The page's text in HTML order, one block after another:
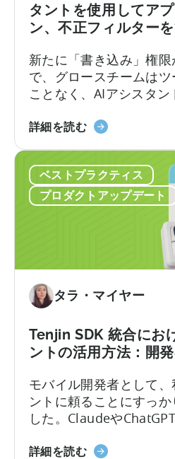
タントを使用してア
ン、不正フィルター
新たに「書き込み」権限
で、グロースチームは
ことなく、AIアシスタン
防止フィルターの作成・
Model Context
に書き込み機能を導入
した。これにより、AIア
クション実行を可能に
測パートナー（MMP）
詳細を読むabout
the
New
Tenjin
Campaigns,
Fraud
Filters
Without
Leaving
Your
AI
ベストプラクティス
プロダクトアップデート
タラ・マイヤー
Tenjin SDK 統合にお
ントの活用方法：開
モバイル開発者として
ントに頼ることにすっ
した。Claudeや
のうちに動作するコード
詳細を読む「Tenjin